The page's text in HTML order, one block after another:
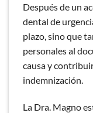
Después de un
dental de
plazo, sino que
personales al
causa y
indemnización.
La Dra. Magno